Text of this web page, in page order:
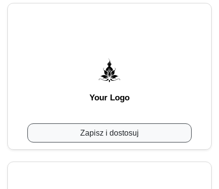
Your Logo
Zapisz i dostosuj